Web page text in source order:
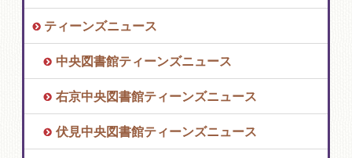
ティーンズニュース
中央図書館ティーンズニュース
右京中央図書館ティーンズニュース
伏見中央図書館ティーンズニュース